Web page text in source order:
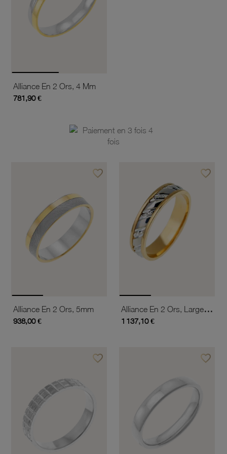
Alliance En 2 Ors, 4 Mm
781,90 €
favorite_borderAjouter à vos favoris
Alliance En 2 Ors, 5mm
938,00 €
favorite_borderAjouter
Alliance En 2 Ors, Largeur 5 Mm
1 137,10 €
favorite_borderAjouter à vos favoris favorite_borderAjouter